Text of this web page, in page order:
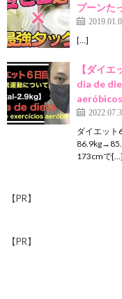
プーンた
[…]
【ダイ
dia de
ダイエット
173cmで[…]
【PR】
【PR】